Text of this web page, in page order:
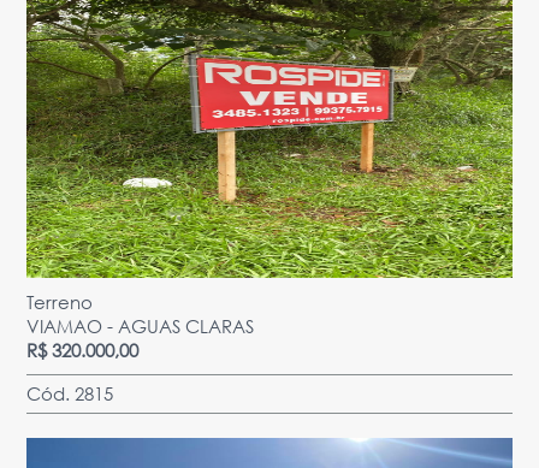
Terreno
VIAMAO - AGUAS CLARAS
R$ 320.000,00
Cód. 2815